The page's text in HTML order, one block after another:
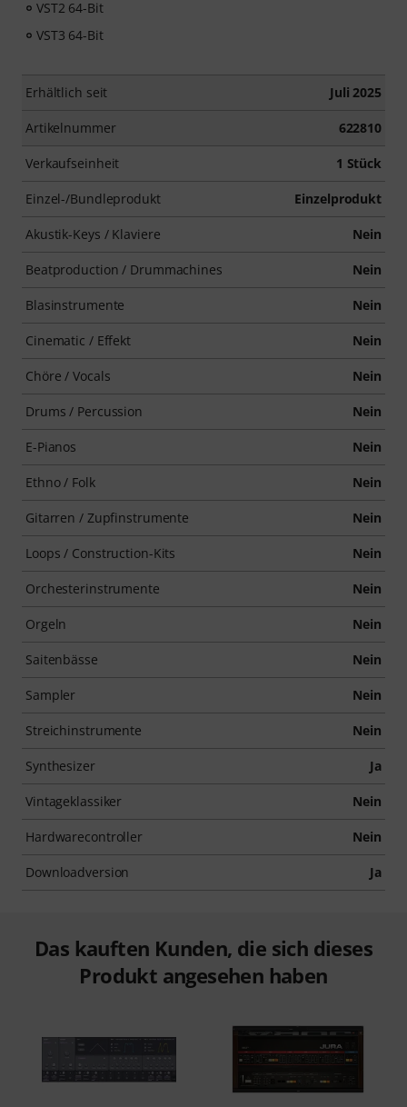
VST2 64-Bit
VST3 64-Bit
Erhältlich seit Juli 2025
Artikelnummer 622810
Verkaufseinheit 1 Stück
Einzel-/Bundleprodukt Einzelprodukt
Akustik-Keys / Klaviere Nein
Beatproduction / Drummachines Nein
Blasinstrumente Nein
Cinematic / Effekt Nein
Chöre / Vocals Nein
Drums / Percussion Nein
E-Pianos Nein
Ethno / Folk Nein
Gitarren / Zupfinstrumente Nein
Loops / Construction-Kits Nein
Orchesterinstrumente Nein
Orgeln Nein
Saitenbässe Nein
Sampler Nein
Streichinstrumente Nein
Synthesizer Ja
Vintageklassiker Nein
Hardwarecontroller Nein
Downloadversion Ja
Das kauften Kunden, die sich dieses
Produkt angesehen haben